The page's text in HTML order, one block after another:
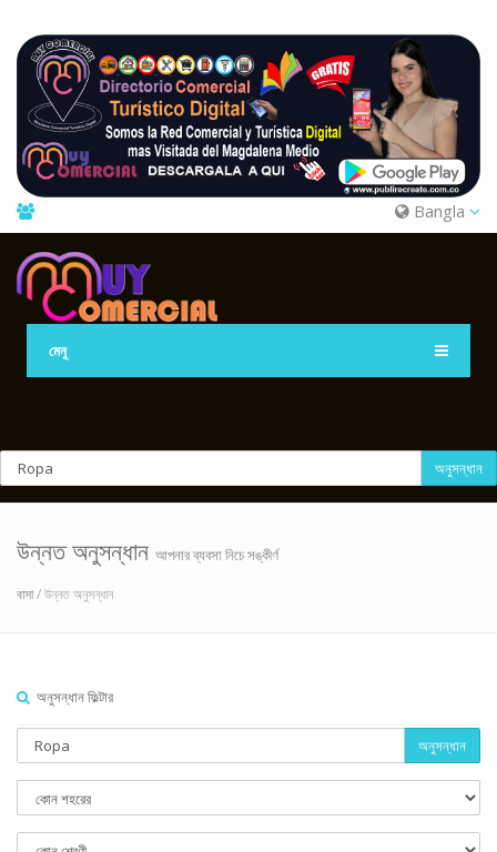
Bangla
মেনু
অনুসন্ধান
উন্নত অনুসন্ধান আপনার ব্যবসা নিচে সঙ্কীর্ণ
বাসা/ উন্নত অনুসন্ধান
অনুসন্ধান ফিল্টার
অনুসন্ধান